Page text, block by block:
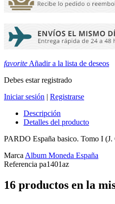
favorite Añadir a la lista de deseos
Debes estar registrado
Iniciar sesión | Registrarse
Descripción
Detalles del producto
PARDO España basico. Tomo I
Marca Album Moneda España
Referencia pa1401az
16 productos en la